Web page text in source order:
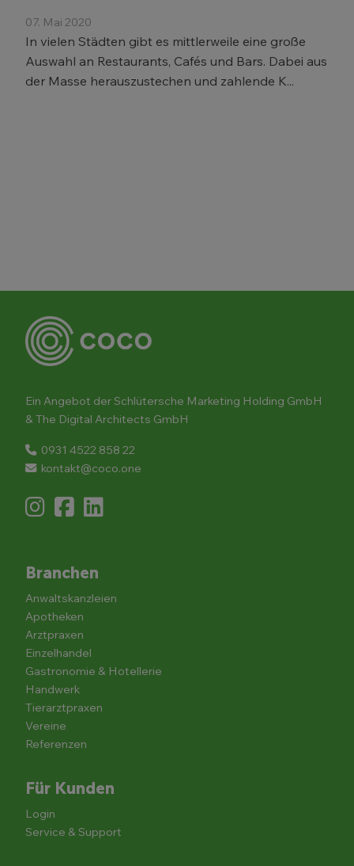
07. Mai 2020
In vielen Städten gibt es mittlerweile eine große
Auswahl an Restaurants, Cafés und Bars. Dabei aus
der Masse herauszustechen und zahlende K...
Ein Angebot der Schlütersche Marketing Holding GmbH
& The Digital Architects GmbH
0931 4522 858 22
kontakt@coco.one
Branchen
Anwaltskanzleien
Apotheken
Arztpraxen
Einzelhandel
Gastronomie & Hotellerie
Handwerk
Tierarztpraxen
Vereine
Referenzen
Für Kunden
Login
Service & Support